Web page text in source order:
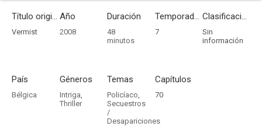
Título original
Vermist
Año
2008
Duración
48
minutos
Temporadas
7
Clasificación por edades
Sin
información
País
Bélgica
Géneros
Intriga,
Thriller
Temas
Policíaco,
Secuestros
/
Desapariciones
Capítulos
70